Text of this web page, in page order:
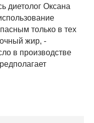
диетолог Оксана
только в тех
жир, -
в производстве